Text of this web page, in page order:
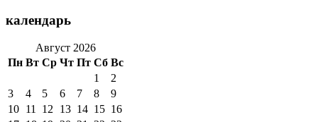
календарь
Август 2026
Пн Вт Ср Чт Пт Сб Вс
1
2
3
4 5 6 7 8
9
10 11 12 13 14 15 16